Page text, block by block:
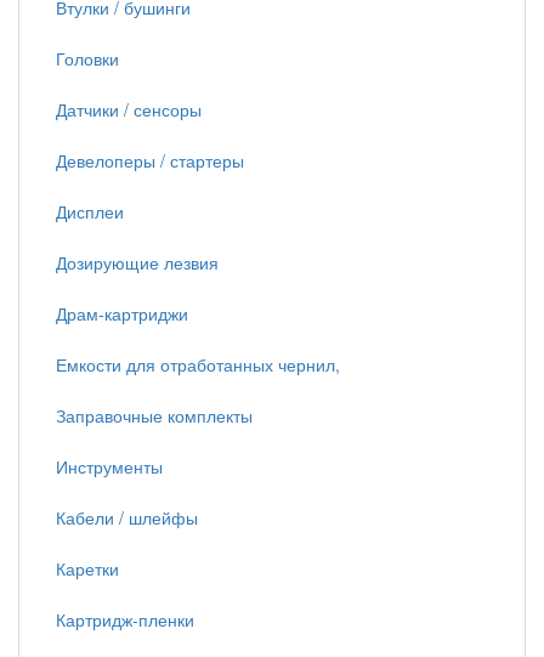
Втулки / бушинги
Головки
Датчики / сенсоры
Девелоперы / стартеры
Дисплеи
Дозирующие лезвия
Драм-картриджи
Емкости для отработанных чернил,
Заправочные комплекты
Инструменты
Кабели / шлейфы
Каретки
Картридж-пленки